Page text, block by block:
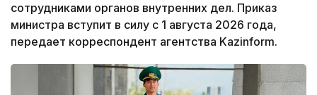
сотрудниками органов внутренних дел. Приказ
министра вступит в силу с 1 августа 2026 года,
передает корреспондент агентства Kazinform.